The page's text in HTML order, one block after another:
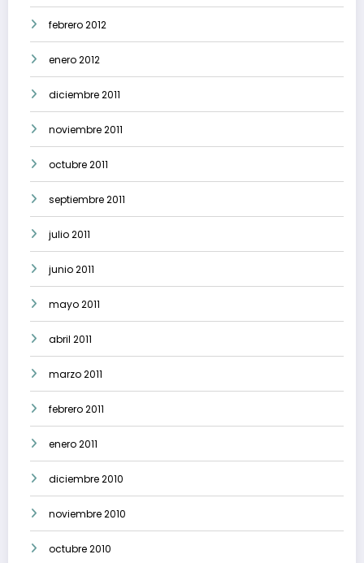
febrero 2012
enero 2012
diciembre 2011
noviembre 2011
octubre 2011
septiembre 2011
julio 2011
junio 2011
mayo 2011
abril 2011
marzo 2011
febrero 2011
enero 2011
diciembre 2010
noviembre 2010
octubre 2010